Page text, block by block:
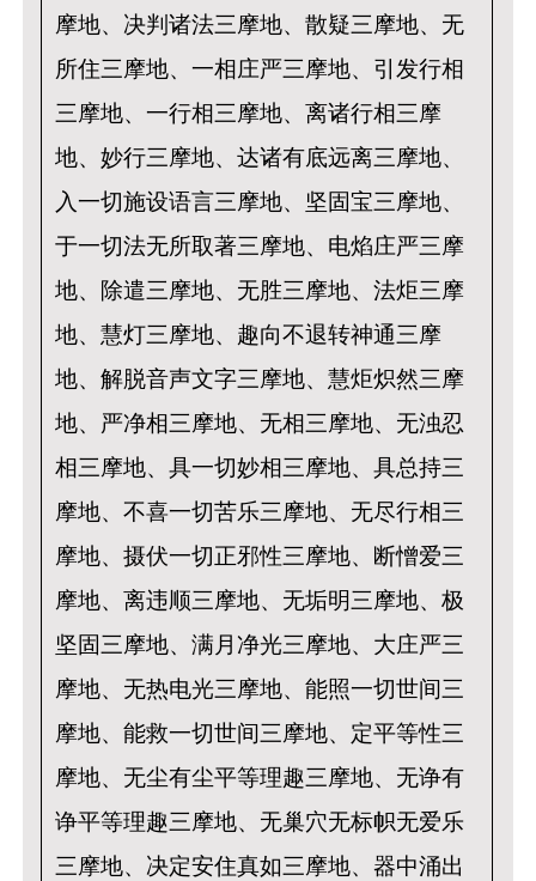
摩地、决判诸法三摩地、散疑三摩地、无
所住三摩地、一相庄严三摩地、引发行相
三摩地、一行相三摩地、离诸行相三摩
地、妙行三摩地、达诸有底远离三摩地、
入一切施设语言三摩地、坚固宝三摩地、
于一切法无所取著三摩地、电焰庄严三摩
地、除遣三摩地、无胜三摩地、法炬三摩
地、慧灯三摩地、趣向不退转神通三摩
地、解脱音声文字三摩地、慧炬炽然三摩
地、严净相三摩地、无相三摩地、无浊忍
相三摩地、具一切妙相三摩地、具总持三
摩地、不喜一切苦乐三摩地、无尽行相三
摩地、摄伏一切正邪性三摩地、断憎爱三
摩地、离违顺三摩地、无垢明三摩地、极
坚固三摩地、满月净光三摩地、大庄严三
摩地、无热电光三摩地、能照一切世间三
摩地、能救一切世间三摩地、定平等性三
摩地、无尘有尘平等理趣三摩地、无诤有
诤平等理趣三摩地、无巢穴无标帜无爱乐
三摩地、决定安住真如三摩地、器中涌出